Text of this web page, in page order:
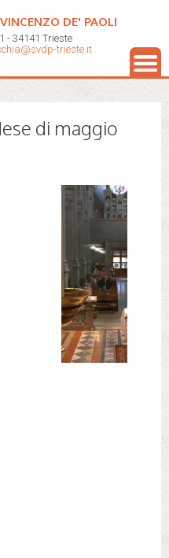
DE' PAOLI
- 34141 Trieste
trieste.it
di maggio